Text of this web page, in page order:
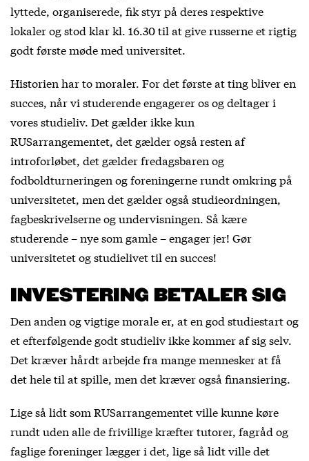
lyttede, organiserede, fik styr på deres respektive
lokaler og stod klar kl. 16.30 til at give russerne et rigtig
godt første møde med universitet.
Historien har to moraler. For det første at ting bliver en
succes, når vi studerende engagerer os og deltager i
vores studieliv. Det gælder ikke kun
RUSarrangementet, det gælder også resten af
introforløbet, det gælder fredagsbaren og
fodboldturneringen og foreningerne rundt omkring på
universitetet, men det gælder også studieordningen,
fagbeskrivelserne og undervisningen. Så kære
studerende – nye som gamle – engager jer! Gør
universitetet og studielivet til en succes!
INVESTERING BETALER SIG
Den anden og vigtige morale er, at en god studiestart og
et efterfølgende godt studieliv ikke kommer af sig selv.
Det kræver hårdt arbejde fra mange mennesker at få
det hele til at spille, men det kræver også finansiering.
Lige så lidt som RUSarrangementet ville kunne køre
rundt uden alle de frivillige kræfter tutorer, fagråd og
faglige foreninger lægger i det, lige så lidt ville det